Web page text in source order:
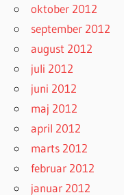
oktober 2012
september 2012
august 2012
juli 2012
juni 2012
maj 2012
april 2012
marts 2012
februar 2012
januar 2012